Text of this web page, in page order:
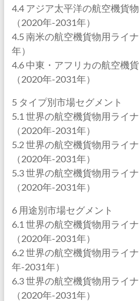
4.4 アジア太平洋の航空機貨
（2020年-2031年）
4.5 南米の航空機貨物用ライ
年）
4.6 中東・アフリカの航空機
（2020年-2031年）
5 タイプ別市場セグメント
5.1 世界の航空機貨物用ライ
（2020年-2031年）
5.2 世界の航空機貨物用ライ
（2020年-2031年）
5.3 世界の航空機貨物用ライ
（2020年-2031年）
6 用途別市場セグメント
6.1 世界の航空機貨物用ライ
（2020年-2031年）
6.2 世界の航空機貨物用ライ
年-2031年）
6.3 世界の航空機貨物用ライ
（2020年-2031年）